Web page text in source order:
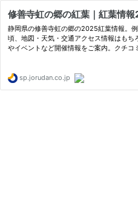
修善寺虹の郷の紅葉｜紅葉情
静岡県の修善寺虹の郷の2025紅葉情報。
頃、地図・天気・交通アクセス情報はもち
やイベントなど開催情報をご案内。クチコ
sp.jorudan.co.jp